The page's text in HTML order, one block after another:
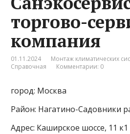
торгово-
компания
01.11.2024 Монтаж климатических
Справочная
Комментарии: 0
город: Москва
Район: Нагатино-Садовники
Адрес: Каширское шоссе, 11 к1